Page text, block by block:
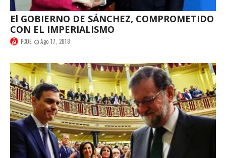
El GOBIERNO DE SÁNCHEZ, COMPROMETIDO
CON EL IMPERIALISMO
PCOE Ago 17, 2018